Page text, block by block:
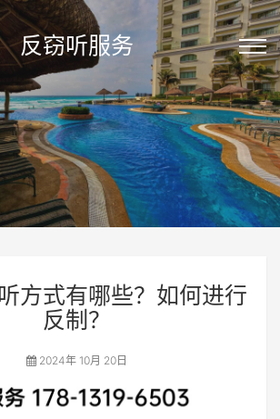
反窃听服务
方式有哪些？如何进行
反制？
2024年 10月 20日